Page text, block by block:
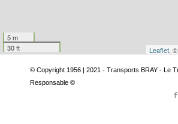
5 m
30 ft
Leaflet, ©
© Copyright 1956 | 2021 - Transports BRAY - Le
Responsable ©